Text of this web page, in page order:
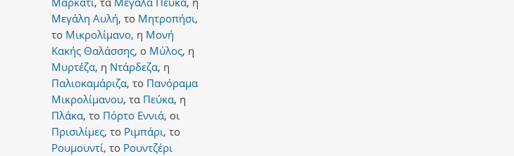
Μεγάλη Αυλή, το Μητροπήσι,
το Μικρολίμανο, η Μονή
Κακής Θαλάσσης, ο Μύλος, η
Μυρτέζα, η Ντάρδεζα, η
Παλιοκαμάριζα, το Πανόραμα
Μικρολίμανου, τα Πεύκα, η
Πλάκα, το Πόρτο Εννιά, οι
Πρισιλίμες, το Ριμπάρι, το
Ρουμουντί, το Ρουντζέρι